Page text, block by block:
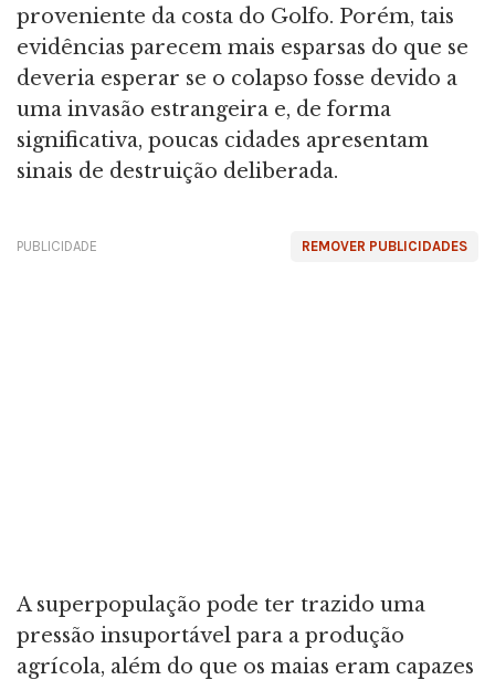
proveniente da costa do Golfo. Porém, tais
evidências parecem mais esparsas do que se
deveria esperar se o colapso fosse devido a
uma invasão estrangeira e, de forma
significativa, poucas cidades apresentam
sinais de destruição deliberada.
REMOVER PUBLICIDADES
PUBLICIDADE
A superpopulação pode ter trazido uma
pressão insuportável para a produção
agrícola, além do que os maias eram capazes